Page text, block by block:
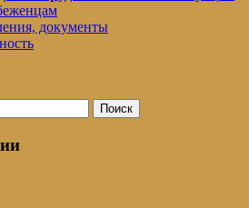
документы
Поиск